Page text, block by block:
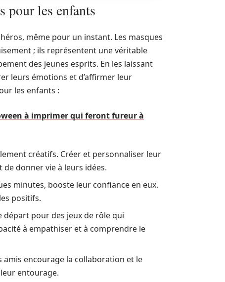
pour les enfants
même pour un instant. Les masques
; ils représentent une véritable
des jeunes esprits. En les laissant
leurs émotions et d’affirmer leur
les enfants :
à imprimer qui feront fureur à
créatifs. Créer et personnaliser leur
donner vie à leurs idées.
minutes, booste leur confiance en eux.
positifs.
départ pour des jeux de rôle qui
à empathiser et à comprendre le
amis encourage la collaboration et le
entourage.